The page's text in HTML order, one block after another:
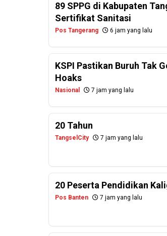
89 SPPG di Kabupaten
Sertifikat Sanitasi
Pos Tangerang 6 jam yang lalu
KSPI Pastikan Buruh Tak
Hoaks
Nasional 7 jam yang lalu
20 Tahun
TangselCity 7 jam yang lalu
20 Peserta Pendidikan
Pos Banten 7 jam yang lalu